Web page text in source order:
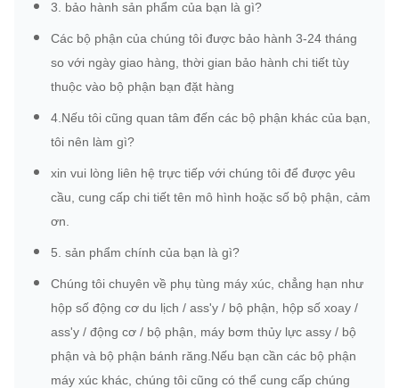
3. bảo hành sản phẩm của bạn là gì?
Các bộ phận của chúng tôi được bảo hành 3-24 tháng
so với ngày giao hàng, thời gian bảo hành chi tiết tùy
thuộc vào bộ phận bạn đặt hàng
4.Nếu tôi cũng quan tâm đến các bộ phận khác của bạn,
tôi nên làm gì?
xin vui lòng liên hệ trực tiếp với chúng tôi để được yêu
cầu, cung cấp chi tiết tên mô hình hoặc số bộ phận, cảm
ơn.
5. sản phẩm chính của bạn là gì?
Chúng tôi chuyên về phụ tùng máy xúc, chẳng hạn như
hộp số động cơ du lịch / ass'y / bộ phận, hộp số xoay /
ass'y / động cơ / bộ phận, máy bơm thủy lực assy / bộ
phận và bộ phận bánh răng.Nếu bạn cần các bộ phận
máy xúc khác, chúng tôi cũng có thể cung cấp chúng